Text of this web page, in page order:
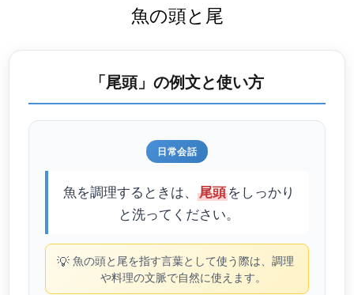
魚の頭と尾
「尾頭」の例文と使い方
日常会話
魚を調理するときは、 尾頭をしっかり
と洗ってください。
💡 魚の頭と尾を指す言葉として使う際は、調理
や料理の文脈で自然に使えます。